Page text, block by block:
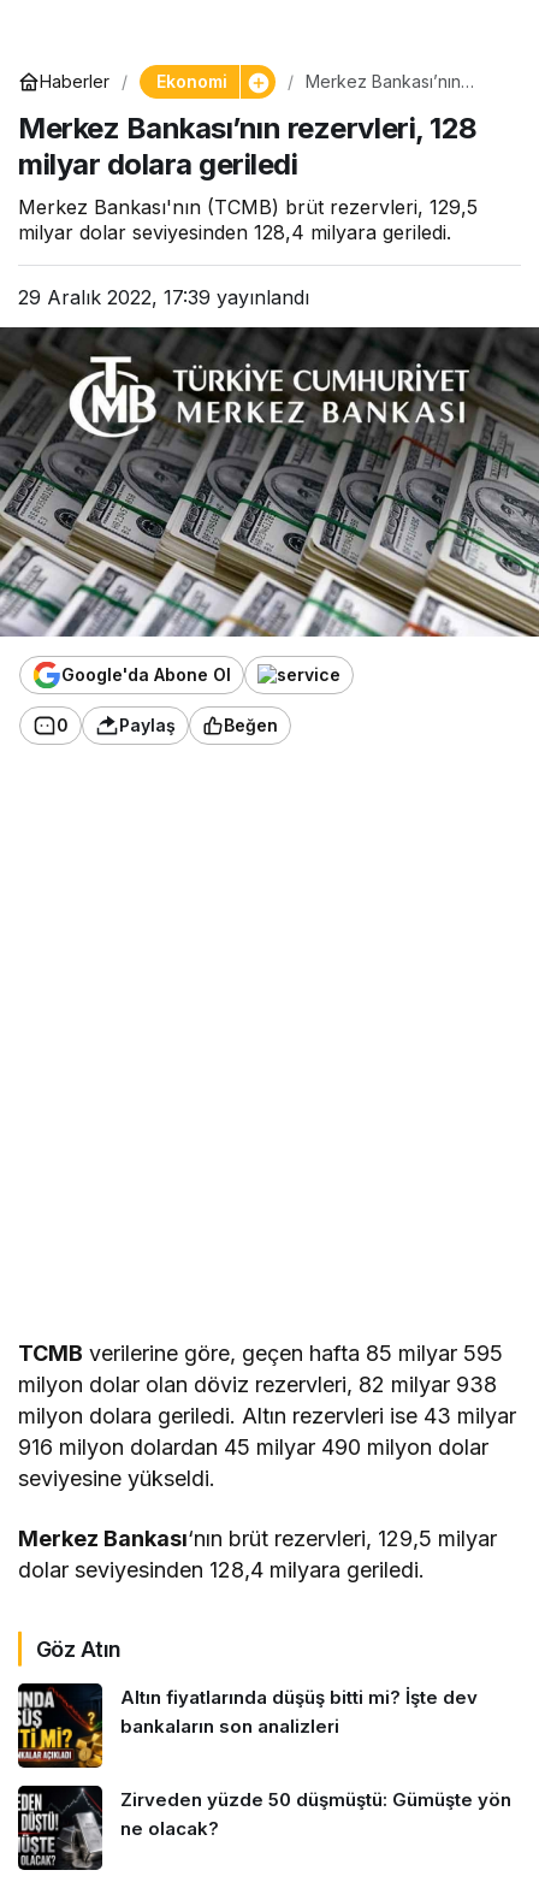
Haberler Ekonomi
Merkez Bankası’nın
dolara geriledi
Merkez Bankası’nın rezervleri, 128
milyar dolara geriledi
Merkez Bankası'nın (TCMB) brüt rezervleri, 129,5
milyar dolar seviyesinden 128,4 milyara geriledi.
29 Aralık 2022, 17:39 yayınlandı
Google'da Abone Ol
0 Paylaş Beğen
TCMB verilerine göre, geçen hafta 85 milyar 595
milyon dolar olan döviz rezervleri, 82 milyar 938
milyon dolara geriledi. Altın rezervleri ise 43 milyar
916 milyon dolardan 45 milyar 490 milyon dolar
seviyesine yükseldi.
Merkez Bankası‘nın brüt rezervleri, 129,5 milyar
dolar seviyesinden 128,4 milyara geriledi.
Göz Atın
Altın fiyatlarında düşüş bitti mi? İşte dev
bankaların son analizleri
Zirveden yüzde 50 düşmüştü: Gümüşte yön
ne olacak?